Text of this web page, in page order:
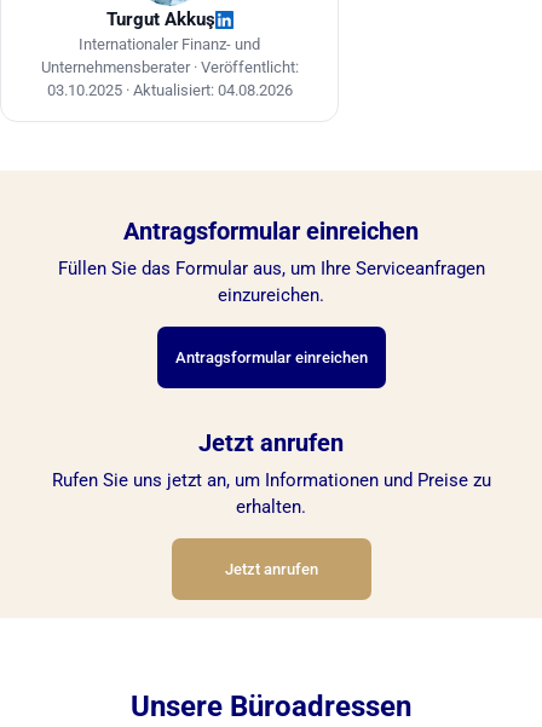
Turgut Akkuş
Internationaler Finanz- und
Unternehmensberater · Veröffentlicht:
03.10.2025· Aktualisiert: 04.08.2026
Antragsformular einreichen
Füllen Sie das Formular aus, um Ihre Serviceanfragen
einzureichen.
Antragsformular einreichen
Jetzt anrufen
Rufen Sie uns jetzt an, um Informationen und Preise zu
erhalten.
Jetzt anrufen
Unsere Büroadressen